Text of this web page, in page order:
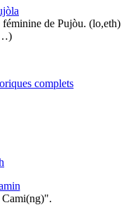
de Pujòu. (lo,eth)
complets